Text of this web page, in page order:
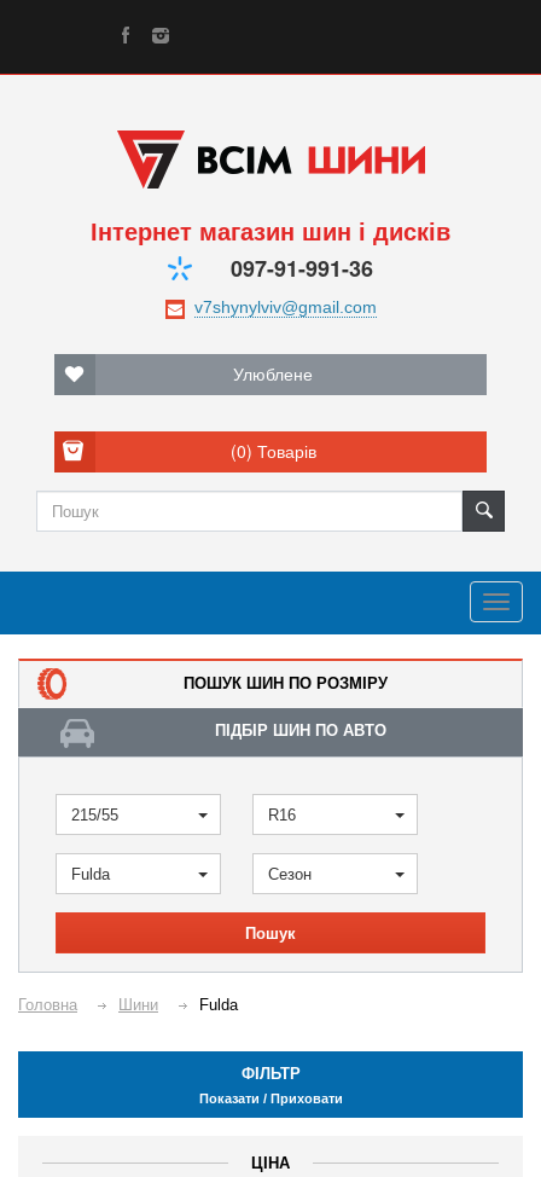
Інтернет магазин шин і дисків
097-91-991-36
Улюблене
(0) Товарів
ПОШУК ШИН ПО РОЗМІРУ
ПІДБІР ШИН ПО АВТО
215/55 R16
Fulda Сезон
Пошук
Головна Шини Fulda
ФІЛЬТР
Показати / Приховати
ЦІНА